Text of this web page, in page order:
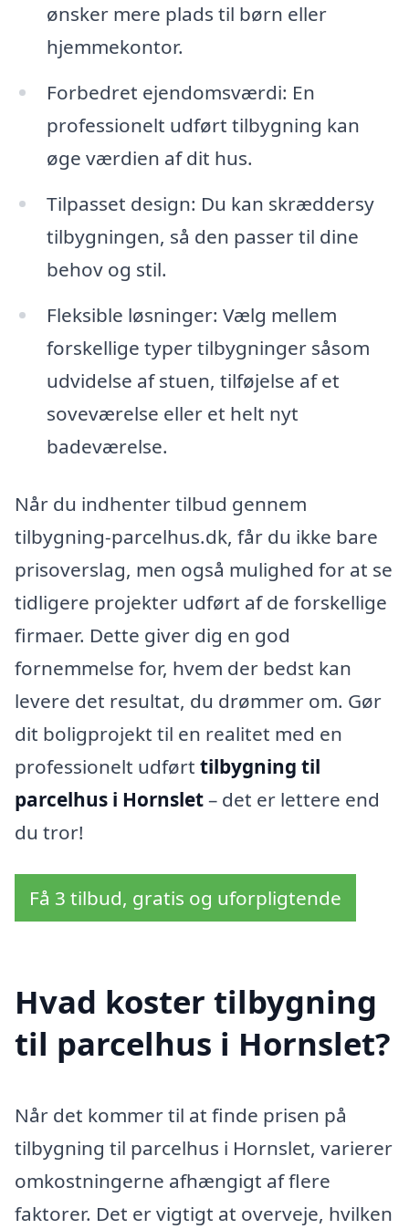
ønsker mere plads til børn eller
hjemmekontor.
Forbedret ejendomsværdi: En
professionelt udført tilbygning kan
øge værdien af dit hus.
Tilpasset design: Du kan skræddersy
tilbygningen, så den passer til dine
behov og stil.
Fleksible løsninger: Vælg mellem
forskellige typer tilbygninger såsom
udvidelse af stuen, tilføjelse af et
soveværelse eller et helt nyt
badeværelse.
Når du indhenter tilbud gennem
tilbygning-parcelhus.dk, får du ikke bare
prisoverslag, men også mulighed for at se
tidligere projekter udført af de forskellige
firmaer. Dette giver dig en god
fornemmelse for, hvem der bedst kan
levere det resultat, du drømmer om. Gør
dit boligprojekt til en realitet med en
professionelt udført tilbygning til
parcelhus i Hornslet– det er lettere end
du tror!
Få 3 tilbud, gratis og uforpligtende
Hvad koster tilbygning
til parcelhus i Hornslet?
Når det kommer til at finde prisen på
tilbygning til parcelhus i Hornslet, varierer
omkostningerne afhængigt af flere
faktorer. Det er vigtigt at overveje, hvilken